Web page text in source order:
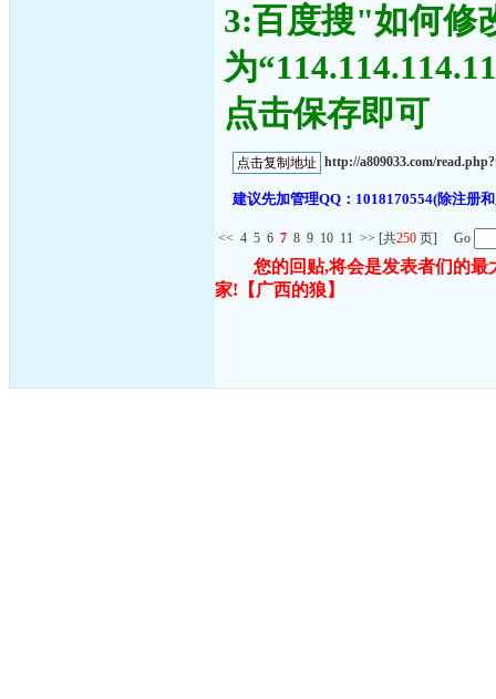
3:百度搜"如何修
为
点击保存即可
http://a809033.com/
建议先加管理QQ：1018170554(除注册
<< 4 5 6 7 8 9 10 11 >> [共250 页] Go
您的回贴,将会是发表者们的
家! 【广西的狼】